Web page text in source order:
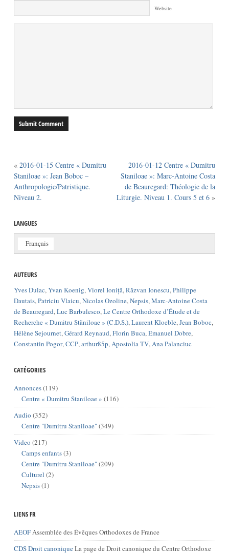
Website
« 2016-01-15 Centre « Dumitru
Staniloae »: Jean Boboc –
Anthropologie/Patristique.
Niveau 2.
2016-01-12 Centre « Dumitru
Staniloae »: Marc-Antoine Costa
de Beauregard: Théologie de la
Liturgie. Niveau 1. Cours 5 et 6 »
LANGUES
Français
AUTEURS
Yves Dulac,Yvan Koenig,Viorel Ioniță,Răzvan Ionescu,Philippe
Dautais,Patriciu Vlaicu,Nicolas Ozoline,Nepsis,Marc-Antoine Costa
de Beauregard,Luc Barbulesco,Le Centre Orthodoxe d’Étude et de
Recherche « Dumitru Stăniloae » (C.D.S.),Laurent Kloeble,Jean Boboc,
Hélène Sejournet,Gérard Reynaud,Florin Buca,Emanuel Dobre,
Constantin Pogor,CCP,arthur85p,Apostolia TV,Ana Palanciuc
CATÉGORIES
Annonces(119)
Centre « Dumitru Staniloae » (116)
Audio (352)
Centre "Dumitru Staniloae"(349)
Video (217)
Camps enfants(3)
Centre "Dumitru Staniloae"(209)
Culturel (2)
Nepsis(1)
LIENS FR
AEOFAssemblée des Évêques Orthodoxes de France
CDS Droit canoniqueLa page de Droit canonique du Centre Orthodoxe